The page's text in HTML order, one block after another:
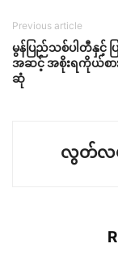
Previous article
မွန်ပြည်သစ်ပါတီနှင့်
အဆင့် အစိုးရကိုယ်စ
ဆုံ
လွတ်လပ်